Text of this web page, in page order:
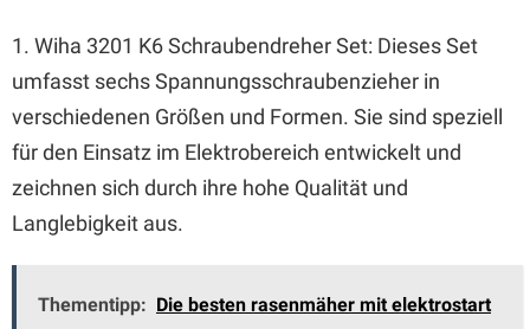
1. Wiha 3201 K6 Schraubendreher Set: Dieses Set
umfasst sechs Spannungsschraubenzieher in
verschiedenen Größen und Formen. Sie sind speziell
für den Einsatz im Elektrobereich entwickelt und
zeichnen sich durch ihre hohe Qualität und
Langlebigkeit aus.
Thementipp: Die besten rasenmäher mit elektrostart